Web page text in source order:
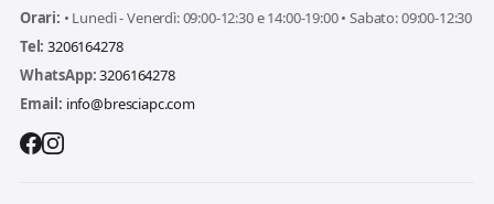
Orari: • Lunedì - Venerdì: 09:00-12:30 e 14:00-19:00 • Sabato: 09:00-12:30
Tel: 3206164278
WhatsApp:3206164278
Email: info@bresciapc.com